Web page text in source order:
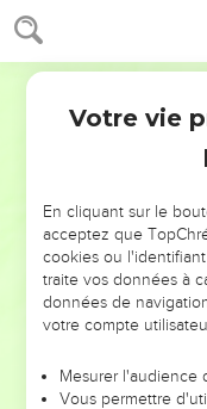
Deutéronome
L'honnêteté
Tu n'auras point en
Il n'y aura point
Mais tu auras les
auras aussi un Epha
prolongés sur la terre
Car quiconque fait
injustice, est en
Les
Votre vie
En cliquant sur le
acceptez que
cookies ou
traite vos données à
données de
votre compte
Mesurer l'audience
Vous permettre